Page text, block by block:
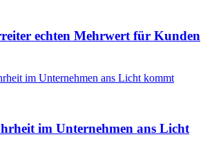
echten Mehrwert für Kunden
im Unternehmen ans Licht